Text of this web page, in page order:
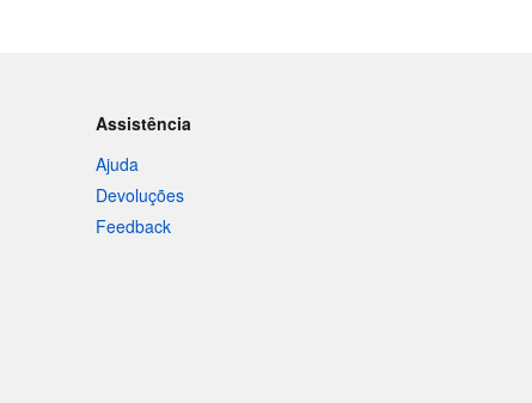
Assistência
Ajuda
Devoluções
Feedback